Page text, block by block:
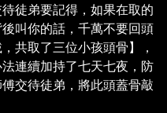
徒弟要記得，如果在取的
叫你的話，千萬不要回頭
共取了三位小孩頭骨】，
連續加持了七天七夜，防
交待徒弟，將此頭蓋骨敲